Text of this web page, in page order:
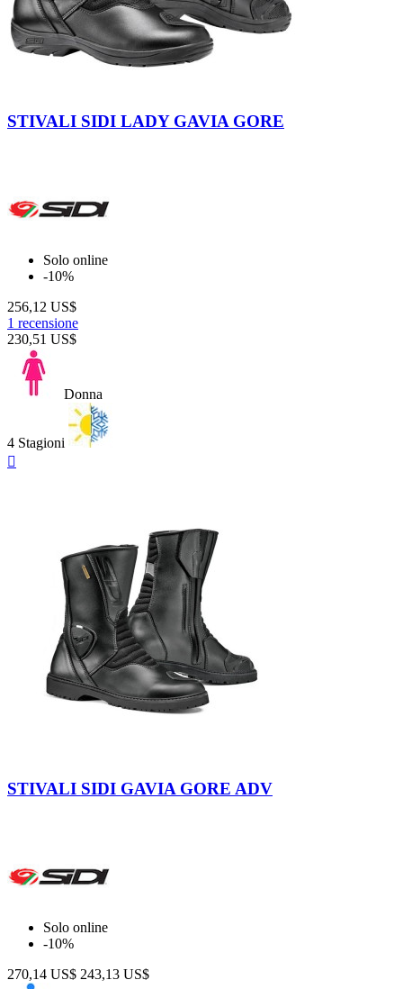
STIVALI SIDI LADY GAVIA GORE
Solo online
-10%
256,12 US$
1 recensione
230,51 US$
Donna
4 Stagioni

STIVALI SIDI GAVIA GORE ADV
Solo online
-10%
270,14 US$ 243,13 US$